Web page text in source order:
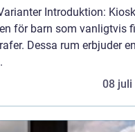
Introduktion: Kiosk
för barn som vanligtvis
Dessa rum erbjuder
08 juli